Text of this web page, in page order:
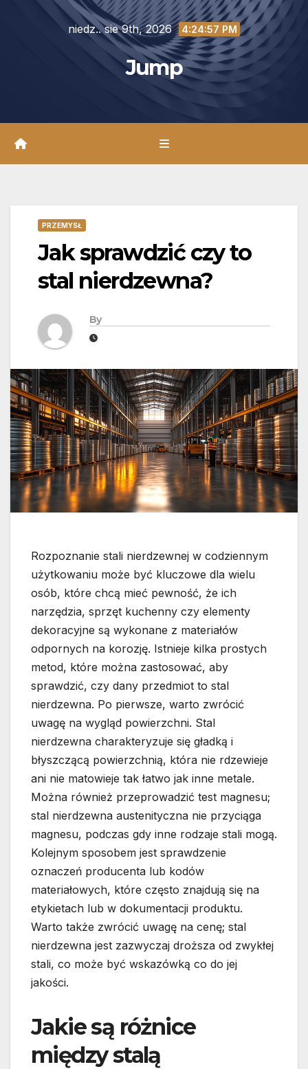
niedz.. sie 9th, 2026 4:24:59 PM
Jump
PRZEMYSŁ
Jak sprawdzić czy to
stal nierdzewna?
By
Rozpoznanie stali nierdzewnej w codziennym
użytkowaniu może być kluczowe dla wielu
osób, które chcą mieć pewność, że ich
narzędzia, sprzęt kuchenny czy elementy
dekoracyjne są wykonane z materiałów
odpornych na korozję. Istnieje kilka prostych
metod, które można zastosować, aby
sprawdzić, czy dany przedmiot to stal
nierdzewna. Po pierwsze, warto zwrócić
uwagę na wygląd powierzchni. Stal
nierdzewna charakteryzuje się gładką i
błyszczącą powierzchnią, która nie rdzewieje
ani nie matowieje tak łatwo jak inne metale.
Można również przeprowadzić test magnesu;
stal nierdzewna austenityczna nie przyciąga
magnesu, podczas gdy inne rodzaje stali mogą.
Kolejnym sposobem jest sprawdzenie
oznaczeń producenta lub kodów
materiałowych, które często znajdują się na
etykietach lub w dokumentacji produktu.
Warto także zwrócić uwagę na cenę; stal
nierdzewna jest zazwyczaj droższa od zwykłej
stali, co może być wskazówką co do jej
jakości.
Jakie są różnice
między stalą